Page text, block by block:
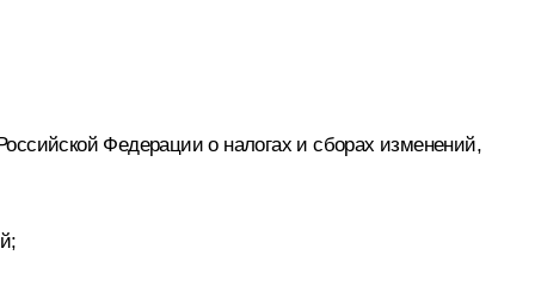
Федерации о налогах и сборах изменений,